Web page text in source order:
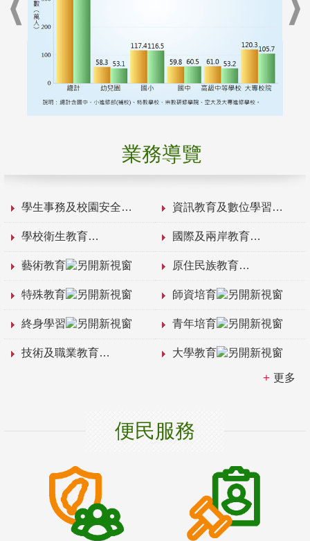
業務導覽
學生事務及校園安全 資訊教育及數位學習
學校衛生教育 國際及兩岸教育
藝術教育 原住民族教育
特殊教育 師資培育
終身學習 青年培育
技術及職業教育 大學教育
更多
便民服務